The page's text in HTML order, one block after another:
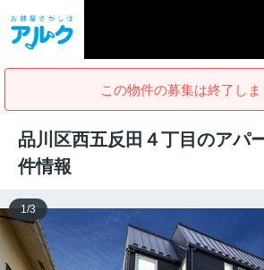
この物件の募集は終了しま
品川区西五反田４丁目のアパ
件情報
1 /3